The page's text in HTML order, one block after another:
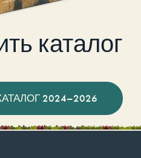
каталог
2024–2026